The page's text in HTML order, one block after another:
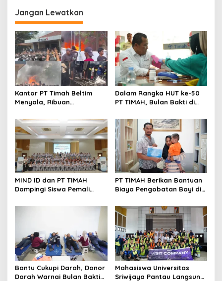
Jangan Lewatkan
Kantor PT Timah Beltim
Menyala, Ribuan
Pemerintah Jangan Tutup
Mata
Dalam Rangka HUT ke-50
PT TIMAH, Bulan Bakti di
Massal, Donor Darah, dan
Layanan Kesehatan Gratis
MIND ID dan PT TIMAH
Dampingi Siswa Pemali
PT TIMAH Berikan Bantuan
Biaya Pengobatan Bayi di
Bantu Cukupi Darah, Donor
Darah Warnai Bulan Bakti
Mahasiswa Universitas
Sriwijaya Pantau Langsung